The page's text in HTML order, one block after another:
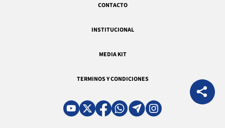
CONTACTO
INSTITUCIONAL
MEDIA KIT
TERMINOS Y CONDICIONES